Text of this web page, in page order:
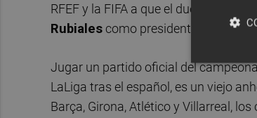
RFEF y la FIFA a que el duelo se
Rubiales como presidente de ente
Jugar un partido oficial del
LaLiga tras el español, es un viejo
Barça, Girona, Atlético y Villarreal,